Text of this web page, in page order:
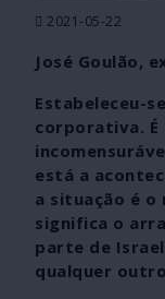
2021-05-22
José Goulão,
Estabeleceu-
corporativa. É
está a
a situação é
significa o
parte de
qualquer